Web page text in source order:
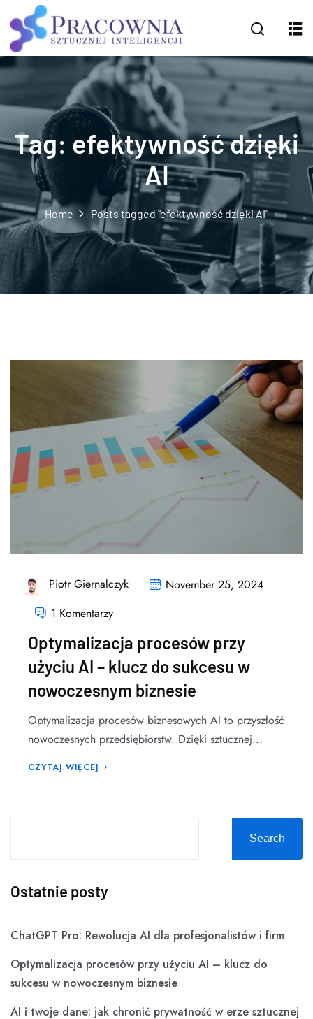
Tag: efektywność dzięki
AI
Home Posts tagged "efektywność dzięki AI"
Piotr Giernalczyk
November 25, 2024
1 Komentarzy
Optymalizacja procesów przy
użyciu AI – klucz do sukcesu w
nowoczesnym biznesie
Optymalizacja procesów biznesowych AI to przyszłość
nowoczesnych przedsiębiorstw. Dzięki sztucznej...
CZYTAJ WIĘCEJ
Search
Ostatnie posty
ChatGPT Pro: Rewolucja AI dla profesjonalistów i firm
Optymalizacja procesów przy użyciu AI – klucz do
sukcesu w nowoczesnym biznesie
AI i twoje dane: jak chronić prywatność w erze sztucznej